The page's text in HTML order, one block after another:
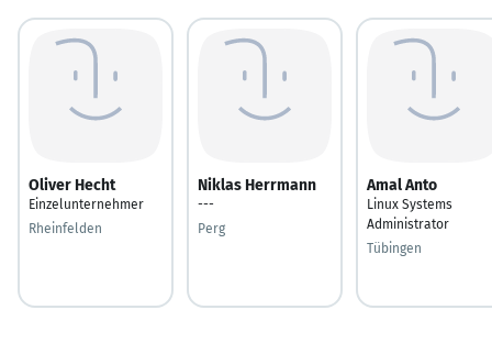
Oliver Hecht
Einzelunternehmer
Rheinfelden
Niklas Herrmann
---
Perg
Amal Anto
Linux Systems
Administrator
Tübingen